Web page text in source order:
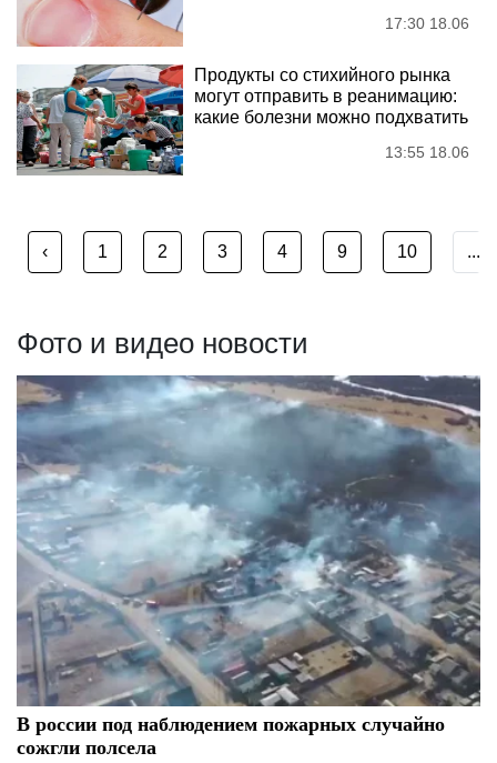
17:30 18.06
Продукты со стихийного рынка
могут отправить в реанимацию:
какие болезни можно подхватить
13:55 18.06
‹ 1 2 3 4 9 10 ...
Фото и видео новости
В россии под наблюдением пожарных случайно
сожгли полсела